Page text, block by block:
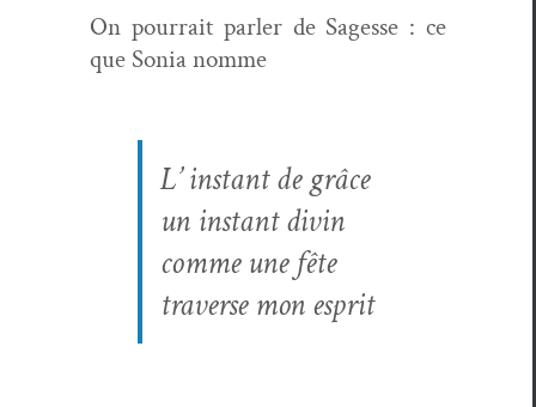
On pour­rait par­ler de Sagesse : ce
que Sonia nomme
L’ instant de grâce
un instant divin
comme une fête
tra­verse mon esprit